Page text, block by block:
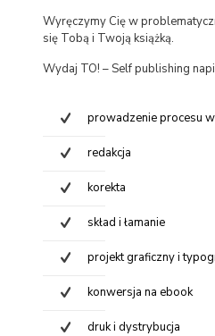
Wyręczymy Cię w
się Tobą i Twoją książką.
Wydaj TO! – Self publishing
prowadzenie procesu
redakcja
korekta
skład i łamanie
projekt graficzny i
konwersja na ebook
druk i dystrybucja